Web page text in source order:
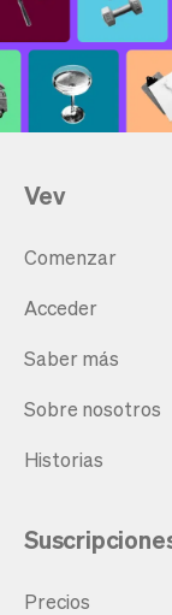
Vev
Comenzar
Acceder
Saber más
Sobre nosotros
Historias
Precios